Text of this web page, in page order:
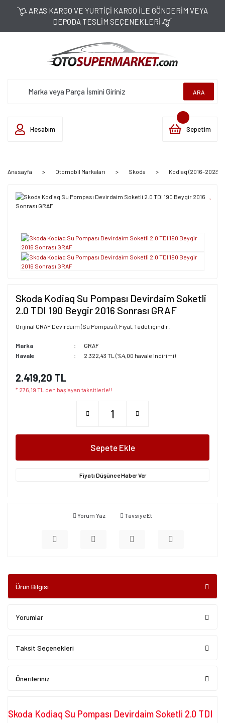
ARAS KARGO VE YURTİÇİ KARGO İLE GÖNDERİM VEYA
DEPODA TESLİM SEÇENEKLERİ
ARA
Hesabım Sepetim
Anasayfa Otomobil Markaları Skoda Kodiaq (2016-2023)
Skoda Kodiaq Su Pompası Devirdaim Soketli
2.0 TDI 190 Beygir 2016 Sonrası GRAF
Orijinal GRAF Devirdaim (Su Pompası). Fiyat, 1 adet içindir.
Marka
GRAF
Havale
2.322,43 TL (%4,00 havale indirimi)
2.419,20 TL
* 276,19 TL den başlayan taksitlerle!!
Sepete Ekle
Fiyatı Düşünce Haber Ver
Yorum Yaz Tavsiye Et
Ürün Bilgisi
Yorumlar
Taksit Seçenekleri
Önerileriniz
Skoda Kodiaq Su Pompası Devirdaim Soketli 2.0 TDI